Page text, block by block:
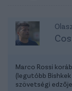
Marco Rossi
(legutóbb
szövetségi